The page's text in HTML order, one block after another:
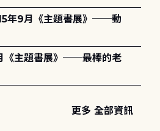
年9月《主題書展》──動
《主題書展》──最棒的老
更多 全部資訊